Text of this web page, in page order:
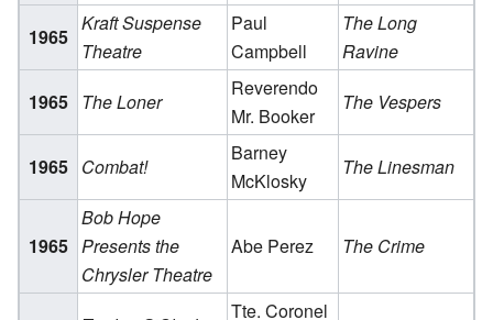
1965
Kraft Suspense
Theatre
Paul
Campbell
The Long
Ravine
1965 The Loner
Reverendo
Mr. Booker
The Vespers
1965 Combat!
Barney
McKlosky
The Linesman
1965
Bob Hope
Presents the
Chrysler Theatre
Abe Perez The Crime
Tte. Coronel